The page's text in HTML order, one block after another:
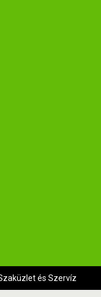
és Szervíz